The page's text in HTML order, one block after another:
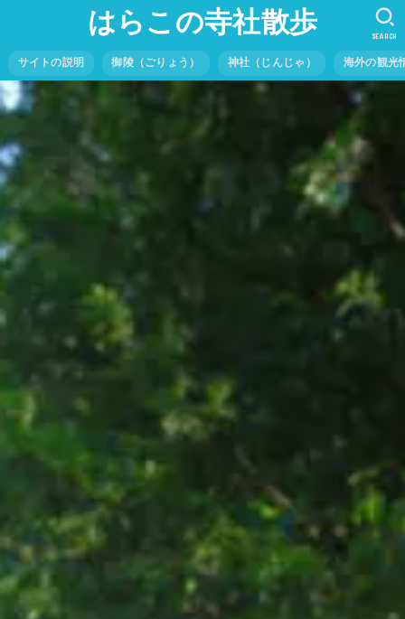
はらこの寺社散歩
サイトの説明 御陵（ごりょう） 神社（じんじゃ） 海外の観光
SEARCH